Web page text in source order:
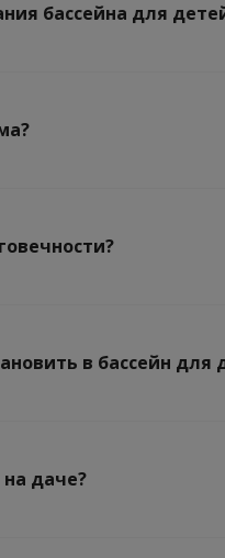
бассейна для
в бассейн для
на даче?